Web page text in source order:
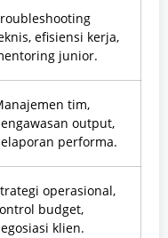
efisiensi kerja,
junior.
tim,
output,
performa.
operasional,
budget,
klien.